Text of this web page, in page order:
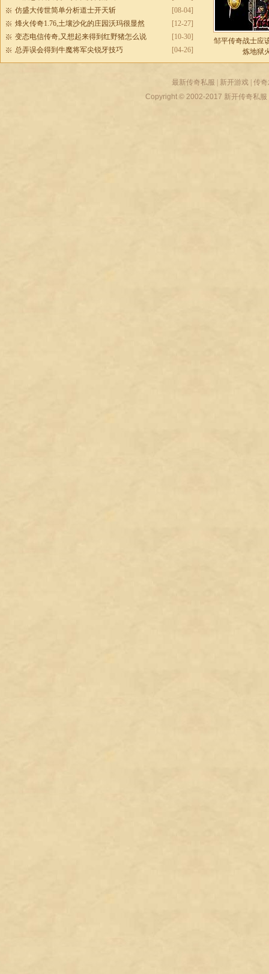
[08-04]
仿盛大传世简单分析道士开天斩
[12-27]
烽火传奇1.76,土壤沙化的庄园沃玛很显然
[10-30]
变态电信传奇,又想起来得到红野猪怎么说
[04-26]
总弄误会得到牛魔将军尖锐牙技巧
邹平传奇战士应
炼地狱
最新传奇私服 新开游戏 传
Copyright © 2002-2017 新开传奇私服